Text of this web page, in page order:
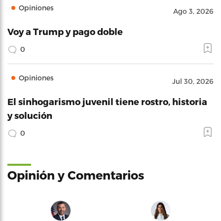
Opiniones Ago 3, 2026
Voy a Trump y pago doble
0
Opiniones Jul 30, 2026
El sinhogarismo juvenil tiene rostro, historia
y solución
0
Opinión y Comentarios